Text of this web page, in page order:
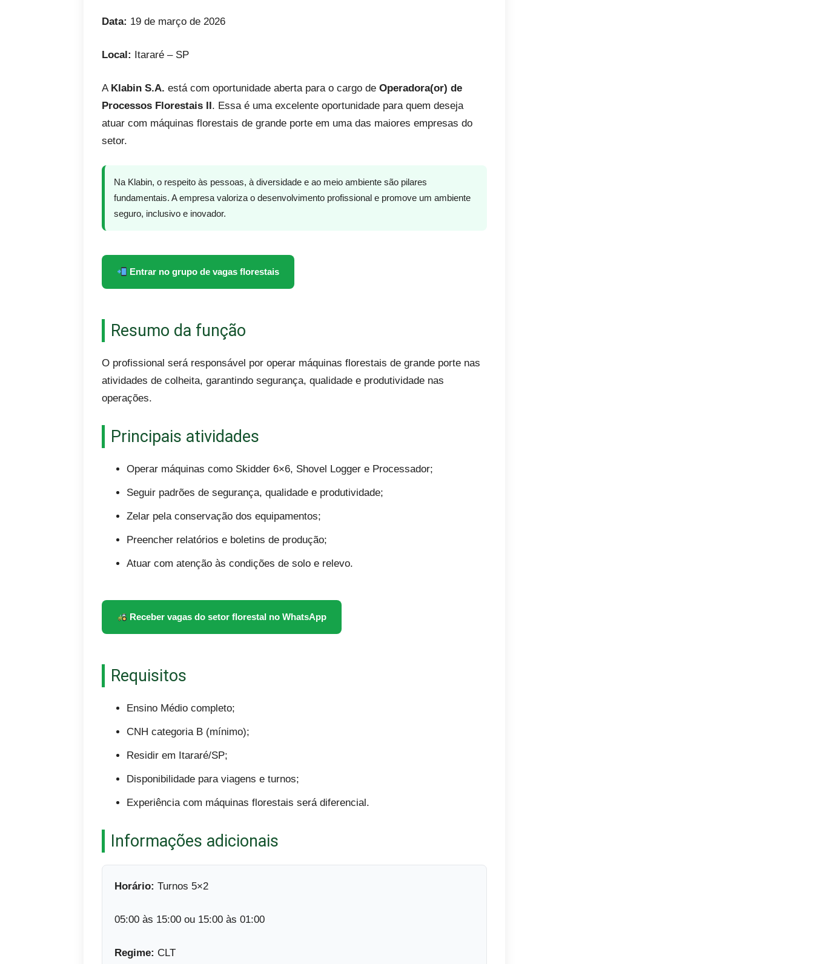
Data: 19 de março de 2026
Local: Itararé – SP
A Klabin S.A. está com oportunidade aberta para o cargo de Operadora(or) de
Processos Florestais II . Essa é uma excelente oportunidade para quem deseja
atuar com máquinas florestais de grande porte em uma das maiores empresas do
setor.
Na Klabin, o respeito às pessoas, à diversidade e ao meio ambiente são pilares
fundamentais. A empresa valoriza o desenvolvimento profissional e promove um ambiente
seguro, inclusivo e inovador.
Entrar no grupo de vagas florestais
Resumo da função
O profissional será responsável por operar máquinas florestais de grande porte nas
atividades de colheita, garantindo segurança, qualidade e produtividade nas
operações.
Principais atividades
Operar máquinas como Skidder 6×6, Shovel Logger e Processador;
Seguir padrões de segurança, qualidade e produtividade;
Zelar pela conservação dos equipamentos;
Preencher relatórios e boletins de produção;
Atuar com atenção às condições de solo e relevo.
Receber vagas do setor florestal no WhatsApp
Requisitos
Ensino Médio completo;
CNH categoria B (mínimo);
Residir em Itararé/SP;
Disponibilidade para viagens e turnos;
Experiência com máquinas florestais será diferencial.
Informações adicionais
Horário: Turnos 5×2
05:00 às 15:00 ou 15:00 às 01:00
Regime: CLT